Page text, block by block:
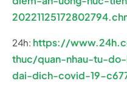
24h: https://
thuc/quan-nhau-tu-
dai-dich-covid-19-